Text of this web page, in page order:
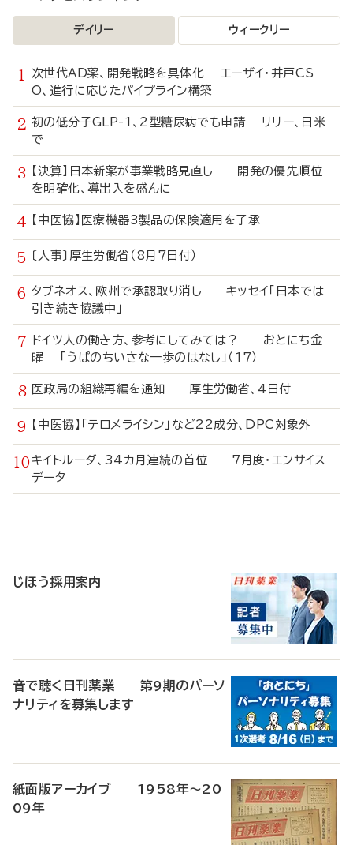
デイリー ウィークリー
次世代AD薬、開発戦略を具体化 エーザイ・井戸CS
O、進行に応じたパイプライン構築
初の低分子GLP-1、2型糖尿病でも申請 リリー、日米
で
【決算】日本新薬が事業戦略見直し 開発の優先順位
を明確化、導出入を盛んに
【中医協】医療機器3製品の保険適用を了承
〔人事〕厚生労働省（8月7日付）
タブネオス、欧州で承認取り消し キッセイ「日本では
引き続き協議中」
ドイツ人の働き方、参考にしてみては？ おとにち金
曜 「うぱのちいさな一歩のはなし」（17）
医政局の組織再編を通知 厚生労働省、4日付
【中医協】「テロメライシン」など22成分、DPC対象外
キイトルーダ、34カ月連続の首位 7月度・エンサイス
データ
じほう採用案内
音で聴く日刊薬業 第9期のパーソ
ナリティを募集します
紙面版アーカイブ 1958年～20
09年